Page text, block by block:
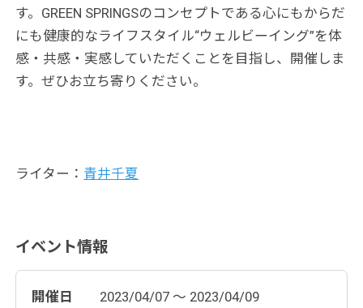
す。GREEN SPRINGSのコンセプトである心にもからだ
にも健康的なライフスタイル“ウェルビーイング”を体
感・共感・実感していただくことを目指し、開催しま
す。ぜひお立ち寄りください。
ライター： 青井千夏
イベント情報
開催日 2023/04/07 ～ 2023/04/09